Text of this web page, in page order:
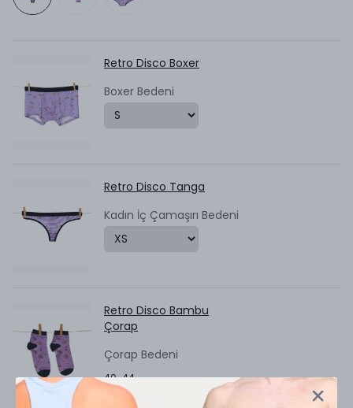
Retro Disco Boxer
Boxer Bedeni
Retro Disco Tanga
Kadın İç Çamaşırı Bedeni
Retro Disco Bambu
Çorap
Çorap Bedeni
40-44